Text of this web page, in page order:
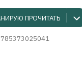
ПРОЧИТАТЬ